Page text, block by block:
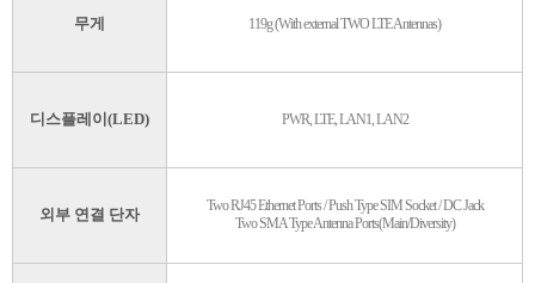
무게 119g (With external TWO LTE Antennas)
디스플레이(LED) PWR, LTE, LAN1, LAN2
외부 연결 단자
Two RJ45 Ethernet Ports / Push Type SIM Socket / DC Jack
Two SMA Type Antenna Ports(Main/Diversity)